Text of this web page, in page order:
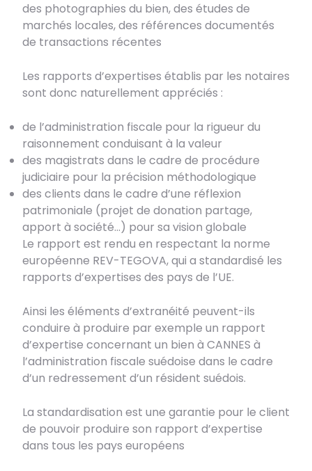
des photographies du bien, des études de
marchés locales, des références documentés
de transactions récentes
Les rapports d’expertises établis par les notaires
sont donc naturellement appréciés :
de l’administration fiscale pour la rigueur du
raisonnement conduisant à la valeur
des magistrats dans le cadre de procédure
judiciaire pour la précision méthodologique
des clients dans le cadre d’une réflexion
patrimoniale (projet de donation partage,
apport à société…) pour sa vision globale
Le rapport est rendu en respectant la norme
européenne REV-TEGOVA, qui a standardisé les
rapports d’expertises des pays de l’UE.
Ainsi les éléments d’extranéité peuvent-ils
conduire à produire par exemple un rapport
d’expertise concernant un bien à CANNES à
l’administration fiscale suédoise dans le cadre
d’un redressement d’un résident suédois.
La standardisation est une garantie pour le client
de pouvoir produire son rapport d’expertise
dans tous les pays européens